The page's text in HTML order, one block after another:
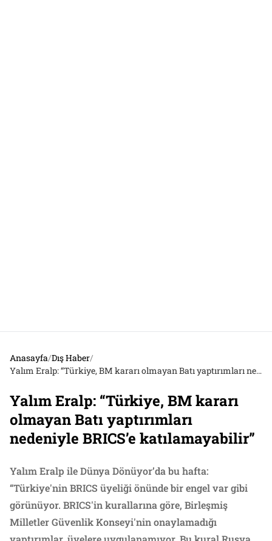
Anasayfa/Dış Haber/
Yalım Eralp: “Türkiye, BM kararı olmayan Batı yaptırımları nedeniyle BRICS’e katılamayabilir”
Yalım Eralp: “Türkiye, BM kararı
olmayan Batı yaptırımları
nedeniyle BRICS’e katılamayabilir”
Yalım Eralp ile Dünya Dönüyor’da bu hafta:
“Türkiye'nin BRICS üyeliği önünde bir engel var gibi
görünüyor. BRICS'in kurallarına göre, Birleşmiş
Milletler Güvenlik Konseyi'nin onaylamadığı